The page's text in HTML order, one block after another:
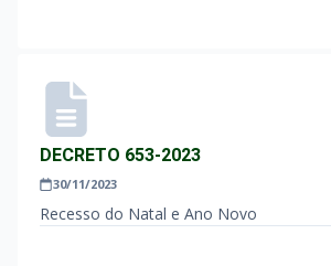
DECRETO 653-2023
30/11/2023
Recesso do Natal e Ano Novo